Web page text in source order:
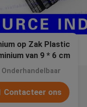
op Zak Plastic
van 9 * 6 cm
Onderhandelbaar
Contacteer ons